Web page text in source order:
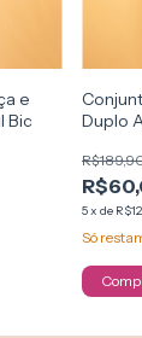
e
Bic
Duplo
5x de
Só